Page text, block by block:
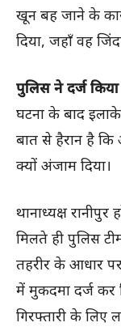
खून बह जाने के
दिया, जहाँ वह
पुलिस ने दर्ज
घटना के बाद
बात से हैरान है
क्यों अंजाम दिया।
थानाध्यक्ष रानीपुर
मिलते ही पुलिस
तहरीर के आधार
में मुकदमा दर्ज कर
गिरफ्तारी के लिए